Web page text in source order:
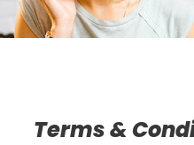
Terms &